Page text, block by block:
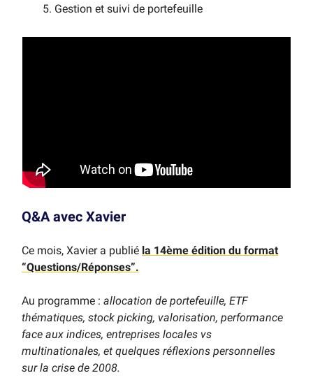
Gestion et suivi de portefeuille
Q&A avec Xavier
Ce mois, Xavier a publié la 14ème édition du format
“Questions/Réponses”.
Au programme : allocation de portefeuille, ETF
thématiques, stock picking, valorisation, performance
face aux indices, entreprises locales vs
multinationales, et quelques réflexions personnelles
sur la crise de 2008.